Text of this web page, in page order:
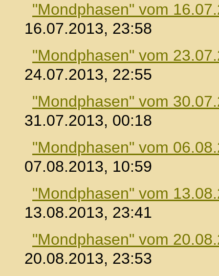
"Mondphasen" vom
16.07.2013, 23:58
"Mondphasen" vom
24.07.2013, 22:55
"Mondphasen" vom
31.07.2013, 00:18
"Mondphasen" vom
07.08.2013, 10:59
"Mondphasen" vom
13.08.2013, 23:41
"Mondphasen" vom
20.08.2013, 23:53